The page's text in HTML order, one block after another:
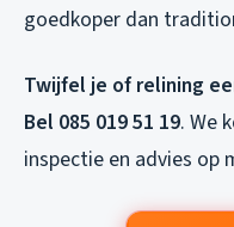
goedkoper dan
Twijfel je of relining
Bel 085 019 51 19. We
inspectie en advies op